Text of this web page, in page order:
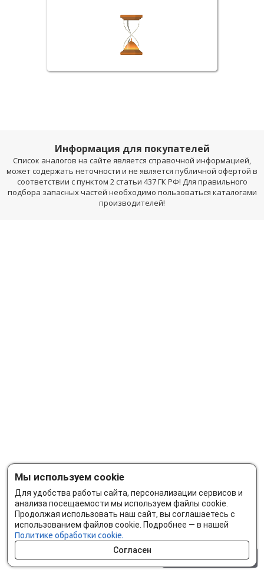
Информация для покупателей
Список аналогов на сайте является справочной информацией,
может содержать неточности и не является публичной офертой в
соответствии с пунктом 2 статьи 437 ГК РФ! Для правильного
подбора запасных частей необходимо пользоваться каталогами
производителей!
Мы используем cookie
Для удобства работы сайта, персонализации сервисов и
анализа посещаемости мы используем файлы cookie.
Продолжая использовать наш сайт, вы соглашаетесь с
использованием файлов cookie. Подробнее — в нашей
Политике обработки cookie.
Согласен